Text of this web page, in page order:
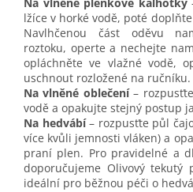
lžíce v horké vodě, poté
Navlhčenou část oděvu
roztoku, operte a nechejte
opláchněte ve vlažné vodě,
uschnout rozložené na ručníku.
Na vlněné oblečení–
vodě a opakujte stejný postup
Na hedvábí– rozpusťte půl
více kvůli jemnosti vláken) a
praní plen. Pro pravidelné a
doporučujeme Olivový tekutý
ideální pro běžnou péči o